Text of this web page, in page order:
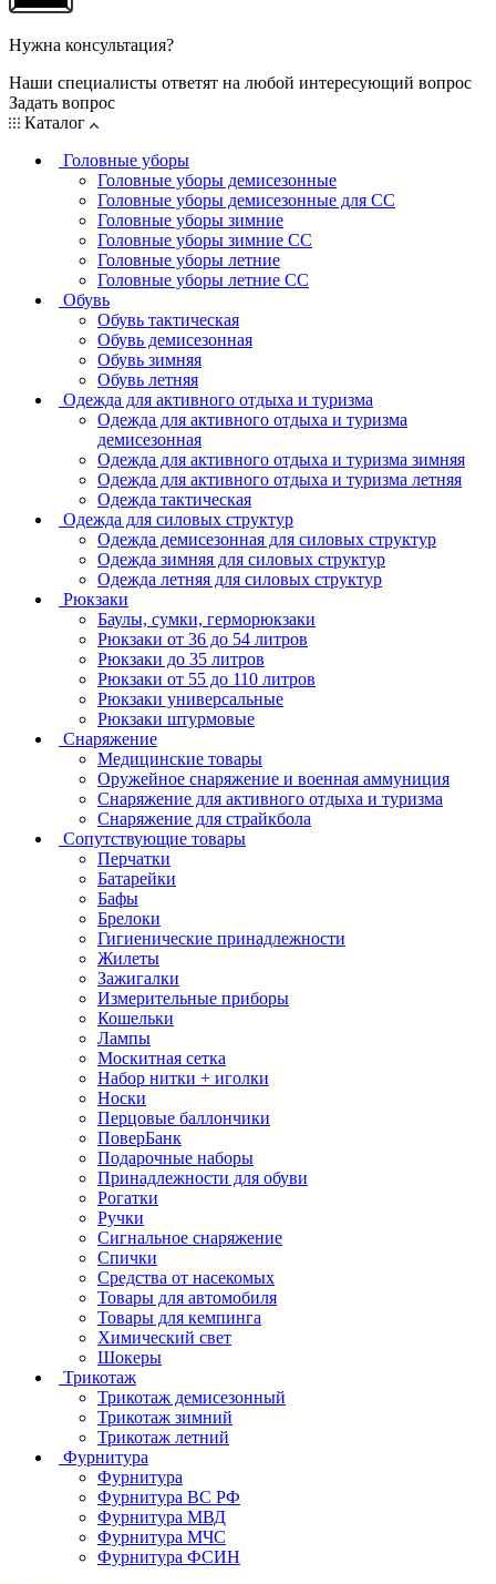
Нужна консультация?
Наши специалисты ответят на любой интересующий вопрос
Задать вопрос
Каталог
Головные уборы
Головные уборы демисезонные
Головные уборы демисезонные для СС
Головные уборы зимние
Головные уборы зимние СС
Головные уборы летние
Головные уборы летние СС
Обувь
Обувь тактическая
Обувь демисезонная
Обувь зимняя
Обувь летняя
Одежда для активного отдыха и туризма
Одежда для активного отдыха и туризма
демисезонная
Одежда для активного отдыха и туризма зимняя
Одежда для активного отдыха и туризма летняя
Одежда тактическая
Одежда для силовых структур
Одежда демисезонная для силовых структур
Одежда зимняя для силовых структур
Одежда летняя для силовых структур
Рюкзаки
Баулы, сумки, герморюкзаки
Рюкзаки от 36 до 54 литров
Рюкзаки до 35 литров
Рюкзаки от 55 до 110 литров
Рюкзаки универсальные
Рюкзаки штурмовые
Снаряжение
Медицинские товары
Оружейное снаряжение и военная аммуниция
Снаряжение для активного отдыха и туризма
Снаряжение для страйкбола
Сопутствующие товары
Перчатки
Батарейки
Бафы
Брелоки
Гигиенические принадлежности
Жилеты
Зажигалки
Измерительные приборы
Кошельки
Лампы
Москитная сетка
Набор нитки + иголки
Носки
Перцовые баллончики
ПоверБанк
Подарочные наборы
Принадлежности для обуви
Рогатки
Ручки
Сигнальное снаряжение
Спички
Средства от насекомых
Товары для автомобиля
Товары для кемпинга
Химический свет
Шокеры
Трикотаж
Трикотаж демисезонный
Трикотаж зимний
Трикотаж летний
Фурнитура
Фурнитура
Фурнитура ВС РФ
Фурнитура МВД
Фурнитура МЧС
Фурнитура ФСИН